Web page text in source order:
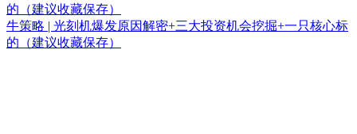
的（建议收藏保存）
牛策略 | 光刻机爆发原因解密+三大投资机会挖掘+一只核心标
的（建议收藏保存）